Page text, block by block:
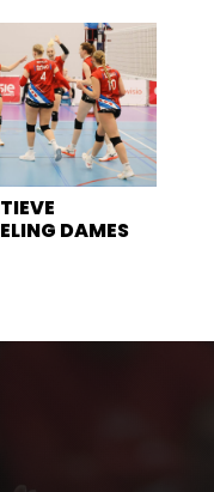
DAMES